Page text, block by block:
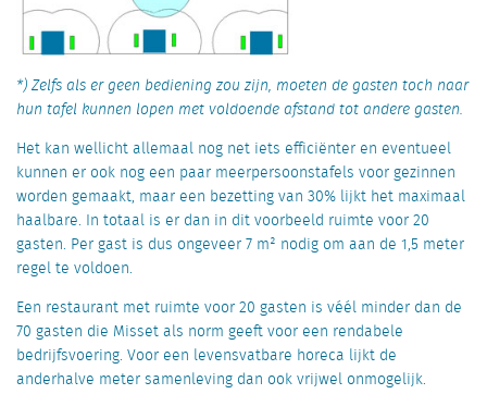
*) Zelfs als er geen bediening zou zijn, moeten de gasten toch naar
hun tafel kunnen lopen met voldoende afstand tot andere gasten.
Het kan wellicht allemaal nog net iets efficiënter en eventueel
kunnen er ook nog een paar meerpersoonstafels voor gezinnen
worden gemaakt, maar een bezetting van 30% lijkt het maximaal
haalbare. In totaal is er dan in dit voorbeeld ruimte voor 20
gasten. Per gast is dus ongeveer 7 m² nodig om aan de 1,5 meter
regel te voldoen.
Een restaurant met ruimte voor 20 gasten is véél minder dan de
70 gasten die Misset als norm geeft voor een rendabele
bedrijfsvoering. Voor een levensvatbare horeca lijkt de
anderhalve meter samenleving dan ook vrijwel onmogelijk.